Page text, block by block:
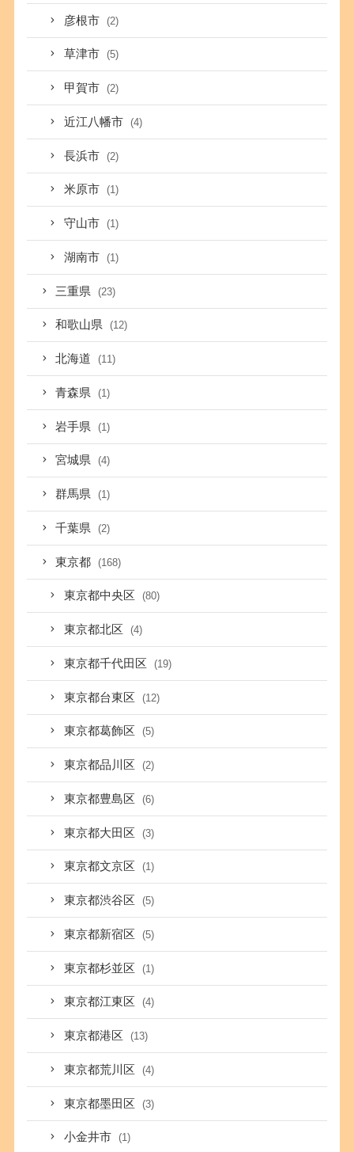
彦根市 (2)
草津市 (5)
甲賀市 (2)
近江八幡市 (4)
長浜市 (2)
米原市 (1)
守山市 (1)
湖南市 (1)
三重県 (23)
和歌山県 (12)
北海道 (11)
青森県 (1)
岩手県 (1)
宮城県 (4)
群馬県 (1)
千葉県 (2)
東京都 (168)
東京都中央区 (80)
東京都北区 (4)
東京都千代田区 (19)
東京都台東区 (12)
東京都葛飾区 (5)
東京都品川区 (2)
東京都豊島区 (6)
東京都大田区 (3)
東京都文京区 (1)
東京都渋谷区 (5)
東京都新宿区 (5)
東京都杉並区 (1)
東京都江東区 (4)
東京都港区 (13)
東京都荒川区 (4)
東京都墨田区 (3)
小金井市 (1)